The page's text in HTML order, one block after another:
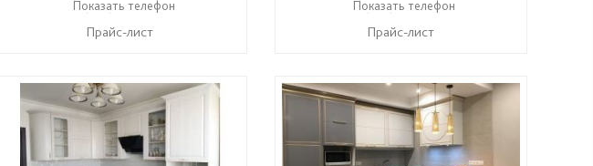
+7 (800) 222-93-90
Показать телефон
Прайс-лист
+7 (800) 222-93-90
Показать телефон
Прайс-лист